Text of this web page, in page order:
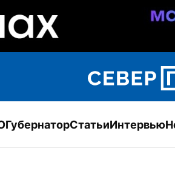
ГубернаторСтатьиИнтервью